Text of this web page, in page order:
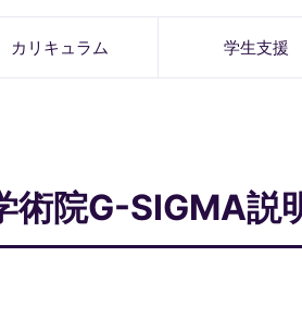
カリキュラム 学生支援
術院G-SIGMA説